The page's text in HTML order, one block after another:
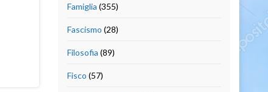
Famiglia (355)
Fascismo (28)
Filosofia (89)
Fisco (57)